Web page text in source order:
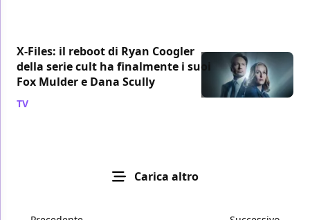
X-Files: il reboot di Ryan Coogler
della serie cult ha finalmente i suoi
Fox Mulder e Dana Scully
TV
Carica altro